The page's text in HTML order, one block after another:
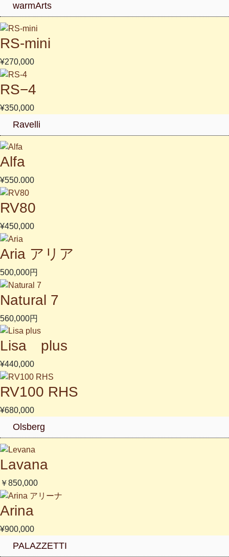
warmArts
RS-mini
¥270,000
RS−4
¥350,000
Ravelli
Alfa
¥550.000
RV80
¥450,000
Aria アリア
500,000円
Natural 7
560,000円
Lisa plus
¥440,000
RV100 RHS
¥680,000
Olsberg
Lavana
￥850,000
Arina
¥900,000
PALAZZETTI